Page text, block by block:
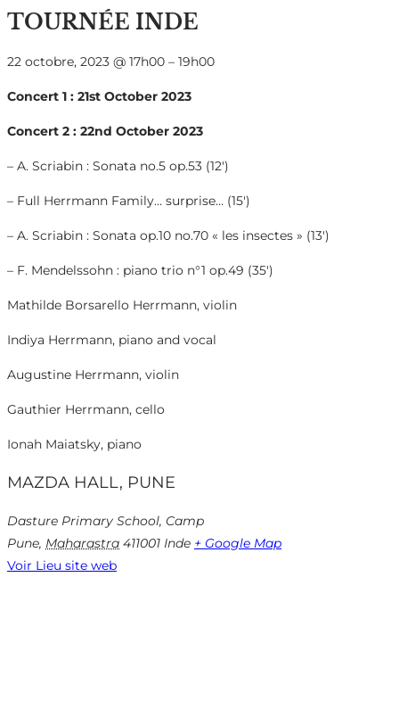
TOURNÉE INDE
22 octobre, 2023 @ 17h00 – 19h00
Concert 1 : 21st October 2023
Concert 2 : 22nd October 2023
– A. Scriabin : Sonata no.5 op.53 (12′)
– Full Herrmann Family… surprise… (15′)
– A. Scriabin : Sonata op.10 no.70 « les insectes » (13′)
– F. Mendelssohn : piano trio n°1 op.49 (35′)
Mathilde Borsarello Herrmann, violin
Indiya Herrmann, piano and vocal
Augustine Herrmann, violin
Gauthier Herrmann, cello
Ionah Maiatsky, piano
MAZDA HALL, PUNE
Dasture Primary School, Camp
Pune, Maharastra 411001 Inde + Google Map
Voir Lieu site web